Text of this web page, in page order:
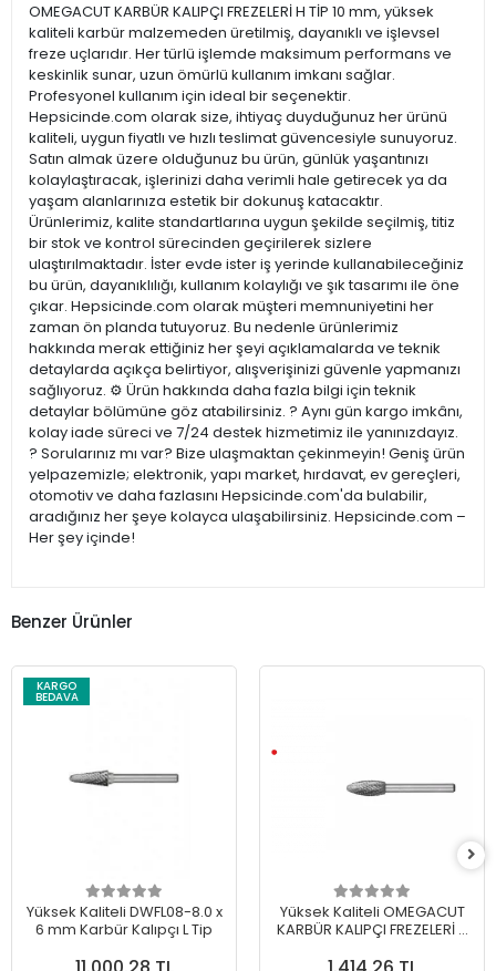
OMEGACUT KARBÜR KALIPÇI FREZELERİ H TİP 10 mm, yüksek
kaliteli karbür malzemeden üretilmiş, dayanıklı ve işlevsel
freze uçlarıdır. Her türlü işlemde maksimum performans ve
keskinlik sunar, uzun ömürlü kullanım imkanı sağlar.
Profesyonel kullanım için ideal bir seçenektir.
Hepsicinde.com olarak size, ihtiyaç duyduğunuz her ürünü
kaliteli, uygun fiyatlı ve hızlı teslimat güvencesiyle sunuyoruz.
Satın almak üzere olduğunuz bu ürün, günlük yaşantınızı
kolaylaştıracak, işlerinizi daha verimli hale getirecek ya da
yaşam alanlarınıza estetik bir dokunuş katacaktır.
Ürünlerimiz, kalite standartlarına uygun şekilde seçilmiş, titiz
bir stok ve kontrol sürecinden geçirilerek sizlere
ulaştırılmaktadır. İster evde ister iş yerinde kullanabileceğiniz
bu ürün, dayanıklılığı, kullanım kolaylığı ve şık tasarımı ile öne
çıkar. Hepsicinde.com olarak müşteri memnuniyetini her
zaman ön planda tutuyoruz. Bu nedenle ürünlerimiz
hakkında merak ettiğiniz her şeyi açıklamalarda ve teknik
detaylarda açıkça belirtiyor, alışverişinizi güvenle yapmanızı
sağlıyoruz. ⚙️ Ürün hakkında daha fazla bilgi için teknik
detaylar bölümüne göz atabilirsiniz. ? Aynı gün kargo imkânı,
kolay iade süreci ve 7/24 destek hizmetimiz ile yanınızdayız.
? Sorularınız mı var? Bize ulaşmaktan çekinmeyin! Geniş ürün
yelpazemizle; elektronik, yapı market, hırdavat, ev gereçleri,
otomotiv ve daha fazlasını Hepsicinde.com'da bulabilir,
aradığınız her şeye kolayca ulaşabilirsiniz. Hepsicinde.com –
Her şey içinde!
Benzer Ürünler
KARGO
BEDAVA
Yüksek Kaliteli DWFL08-8.0 x
6 mm Karbür Kalıpçı L Tip
Yüksek Kaliteli OMEGACUT
KARBÜR KALIPÇI FREZELERİ H